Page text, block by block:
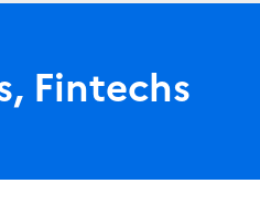
Fintechs